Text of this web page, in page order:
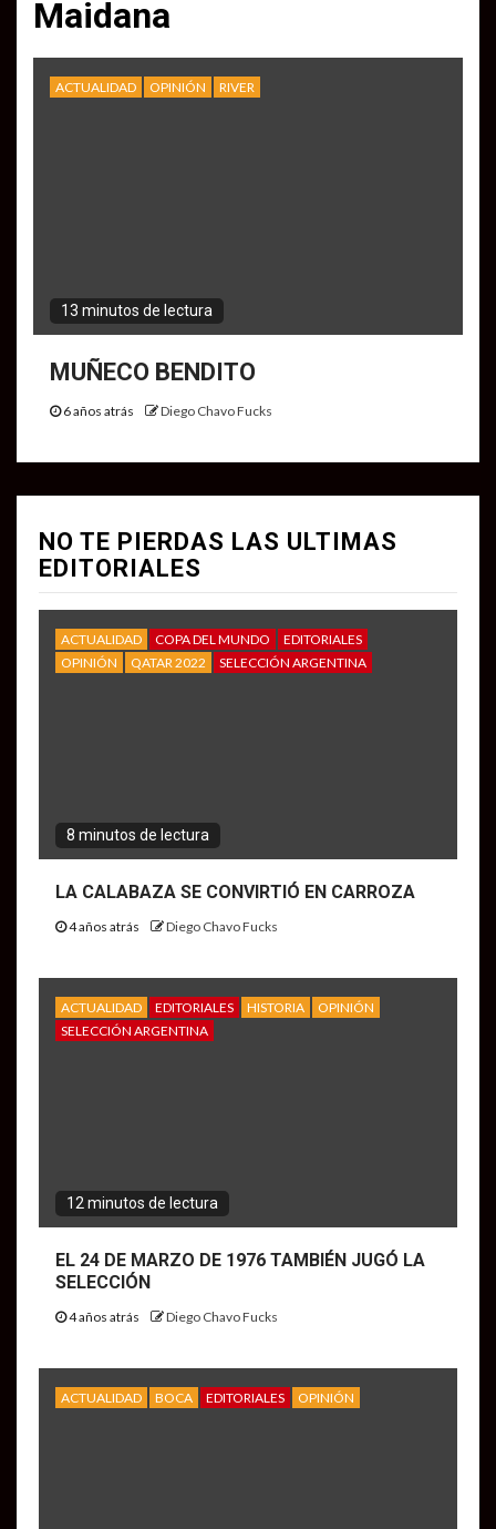
Maidana
ACTUALIDAD OPINIÓN RIVER
13 minutos de lectura
MUÑECO BENDITO
6 años atrás Diego Chavo Fucks
NO TE PIERDAS LAS ULTIMAS
EDITORIALES
ACTUALIDAD COPA DEL MUNDO
EDITORIALES
OPINIÓN
QATAR 2022 SELECCIÓN ARGENTINA
8 minutos de lectura
LA CALABAZA SE CONVIRTIÓ EN CARROZA
4 años atrás Diego Chavo Fucks
ACTUALIDAD EDITORIALES HISTORIA
OPINIÓN
SELECCIÓN ARGENTINA
12 minutos de lectura
EL 24 DE MARZO DE 1976 TAMBIÉN JUGÓ LA
SELECCIÓN
4 años atrás Diego Chavo Fucks
ACTUALIDAD BOCA EDITORIALES OPINIÓN